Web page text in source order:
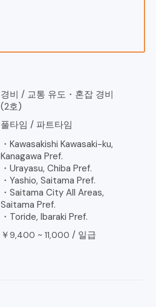
경비 / 교통 유도・혼잡 경비
(2호)
풀타임 / 파트타임
・Kawasakishi Kawasaki-ku,
Kanagawa Pref.
・Urayasu, Chiba Pref.
・Yashio, Saitama Pref.
・Saitama City All Areas,
Saitama Pref.
・Toride, Ibaraki Pref.
￥ 9,400 ~ 11,000 / 일급